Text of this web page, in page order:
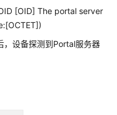
[OID] The portal server
，设备探测到Portal服务器